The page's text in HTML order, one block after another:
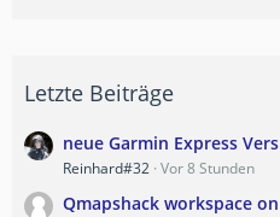
Letzte Beiträge
neue Garmin Express
Reinhard#32 Vor 8 Stunden
Qmapshack workspace